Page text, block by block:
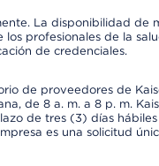
La disponibilidad de
profesionales de la
de credenciales.
de proveedores de
de 8 a. m. a 8 p. m.
de tres (3) días
es una solicitud